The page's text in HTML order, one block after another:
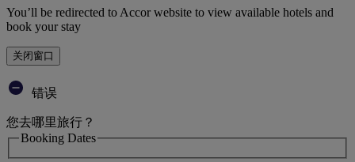
You’ll be redirected to Accor website to view available hotels and
book your stay
关闭窗口
错误
您去哪里旅行？
Booking Dates